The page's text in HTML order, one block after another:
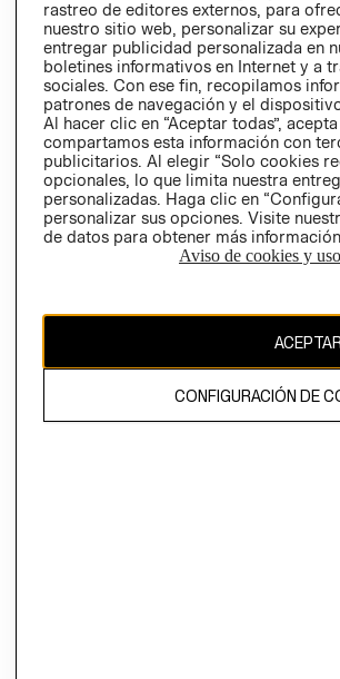
INVERSIONISTAS
POLÍTICA
EMPRESARIAL
Uruguay ($U)
rastreo de editores externos, para
nuestro sitio web, personalizar su
entregar publicidad personalizada en
boletines informativos en Internet y a
sociales. Con ese fin, recopilamos
patrones de navegación y el
Al hacer clic en “Aceptar todas”,
compartamos esta información con
publicitarios. Al elegir “Solo cookies
opcionales, lo que limita nuestra
personalizadas. Haga clic en
personalizar sus opciones. Visite
de datos para obtener más información.
Aviso de cookies y
CONFIGURACIÓN DE